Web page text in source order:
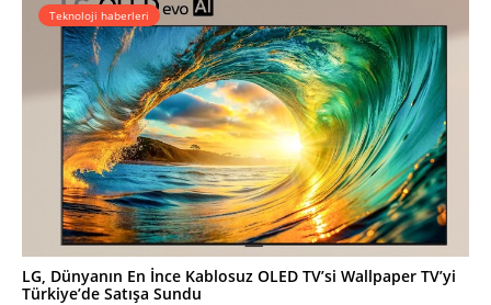
Teknoloji haberleri
LG, Dünyanın En İnce Kablosuz OLED TV’si Wallpaper TV’yi
Türkiye’de Satışa Sundu